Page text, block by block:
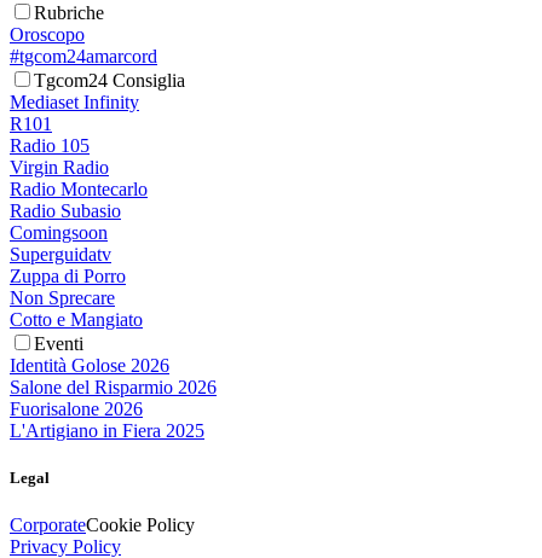
Rubriche
Oroscopo
#tgcom24amarcord
Tgcom24 Consiglia
Mediaset Infinity
R101
Radio 105
Virgin Radio
Radio Montecarlo
Radio Subasio
Comingsoon
Superguidatv
Zuppa di Porro
Non Sprecare
Cotto e Mangiato
Eventi
Identità Golose 2026
Salone del Risparmio 2026
Fuorisalone 2026
L'Artigiano in Fiera 2025
Legal
CorporateCookie Policy
Privacy Policy